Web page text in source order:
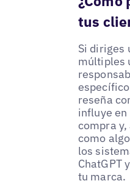
tus
Si diriges
múltiples
reseña
influye
compra
como
los
ChatGPT
tu marca.